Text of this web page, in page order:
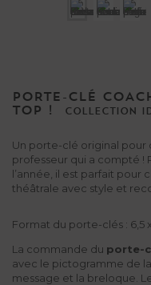
PORTE-CLÉ
TOP !
COLLECTION
Un porte-clé original pour
professeur qui a compté !
l’année, il est parfait pour
théâtrale avec style et
Format du porte-clés : 6,5
La commande du porte-
avec le pictogramme de
message et la breloque.